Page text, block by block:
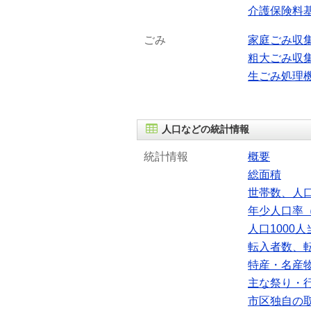
介護保険料
ごみ
家庭ごみ収
粗大ごみ収
生ごみ処理
人口などの統計情報
統計情報
概要
総面積
世帯数、人
年少人口率
人口1000人
転入者数、
特産・名産
主な祭り・
市区独自の